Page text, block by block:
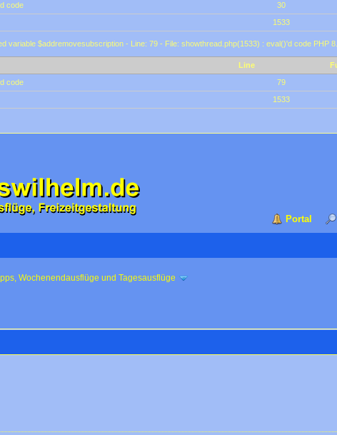
code
30
1533
variable $addremovesubscription - Line: 79 - File: showthread.php(1533) : eval()'d code PHP
Line
code
79
1533
Portal
Wochenendausflüge und Tagesausflüge